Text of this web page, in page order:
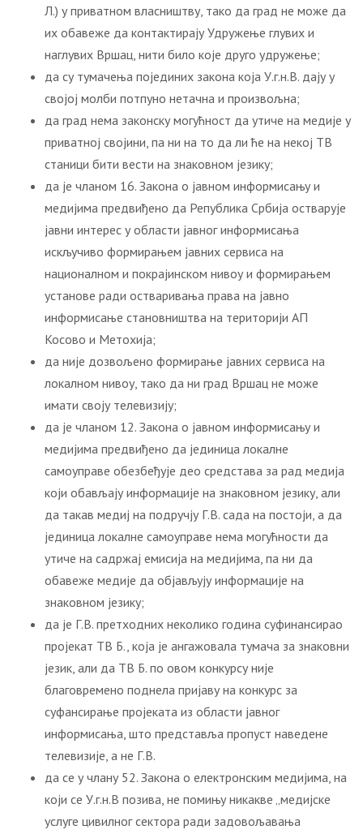
Л.) у приватном власништву, тако да град не може да
их обавеже да контактирају Удружење глувих и
наглувих Вршац, нити било које друго удружење;
да су тумачења појединих закона која У.г.н.В. дају у
својој молби потпуно нетачна и произвољна;
да град нема законску могућност да утиче на медије у
приватној својини, па ни на то да ли ће на некој ТВ
станици бити вести на знаковном језику;
да је чланом 16. Закона о јавном информисању и
медијима предвиђено да Република Србија остварује
јавни интерес у области јавног информисања
искључиво формирањем јавних сервиса на
националном и покрајинском нивоу и формирањем
установе ради остваривања права на јавно
информисање становништва на територији АП
Косово и Метохија;
да није дозвољено формирање јавних сервиса на
локалном нивоу, тако да ни град Вршац не може
имати своју телевизију;
да је чланом 12. Закона о јавном информисању и
медијима предвиђено да јединица локалне
самоуправе обезбеђује део средстава за рад медија
који обављају информације на знаковном језику, али
да такав медиј на подручју Г.В. сада на постоји, а да
јединица локалне самоуправе нема могућности да
утиче на садржај емисија на медијима, па ни да
обавеже медије да објављују информације на
знаковном језику;
да је Г.В. претходних неколико година суфинансирао
пројекат ТВ Б., која је ангажовала тумача за знаковни
језик, али да ТВ Б. по овом конкурсу није
благовремено поднела пријаву на конкурс за
суфансирање пројеката из области јавног
информисања, што представља пропуст наведене
телевизије, а не Г.В.
да се у члану 52. Закона о електронским медијима, на
који се У.г.н.В позива, не помињу никакве „медијске
услуге цивилног сектора ради задовољавања